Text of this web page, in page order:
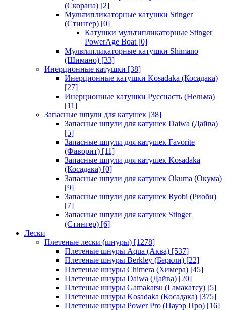
(Скорана) [2]
Мультипликаторные катушки Stinger
(Стингер) [0]
Катушки мультипликаторные Stinger
PowerAge Boat [0]
Мультипликаторные катушки Shimano
(Шимано) [33]
Инерционные катушки [38]
Инерционные катушки Kosadaka (Косадака)
[27]
Инерционные катушки Русснасть (Нельма)
[11]
Запасные шпули для катушек [38]
Запасные шпули для катушек Daiwa (Дайва)
[5]
Запасные шпули для катушек Favorite
(Фаворит) [11]
Запасные шпули для катушек Kosadaka
(Косадака) [0]
Запасные шпули для катушек Okuma (Окума)
[9]
Запасные шпули для катушек Ryobi (Риоби)
[7]
Запасные шпули для катушек Stinger
(Стингер) [6]
Лески
Плетеные лески (шнуры) [1278]
Плетеные шнуры Aqua (Аква) [537]
Плетеные шнуры Berkley (Беркли) [22]
Плетеные шнуры Chimera (Химера) [45]
Плетеные шнуры Daiwa (Дайва) [20]
Плетеные шнуры Gamakatsu (Гамакатсу) [5]
Плетеные шнуры Kosadaka (Косадака) [375]
Плетеные шнуры Power Pro (Пауэр Про) [16]